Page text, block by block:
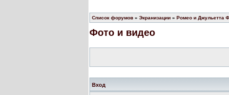
Список форумов » Экранизации » Ромео и Джульетта
Фото и видео
Вход